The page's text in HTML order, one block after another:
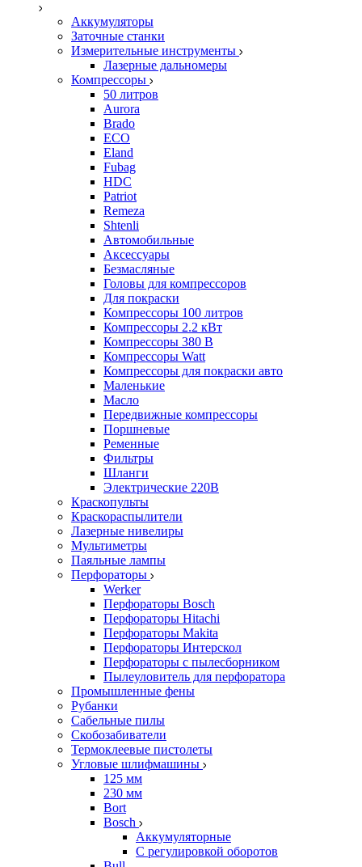
Аккумуляторы
Заточные станки
Измерительные инструменты
Лазерные дальномеры
Компрессоры
50 литров
Aurora
Brado
ECO
Eland
Fubag
HDC
Patriot
Remeza
Shtenli
Автомобильные
Аксессуары
Безмасляные
Головы для компрессоров
Для покраски
Компрессоры 100 литров
Компрессоры 2.2 кВт
Компрессоры 380 В
Компрессоры Watt
Компрессоры для покраски авто
Маленькие
Масло
Передвижные компрессоры
Поршневые
Ременные
Фильтры
Шланги
Электрические 220В
Краскопульты
Краскораспылители
Лазерные нивелиры
Мультиметры
Паяльные лампы
Перфораторы
Werker
Перфораторы Bosch
Перфораторы Hitachi
Перфораторы Makita
Перфораторы Интерскол
Перфораторы с пылесборником
Пылеуловитель для перфоратора
Промышленные фены
Рубанки
Сабельные пилы
Скобозабиватели
Термоклеевые пистолеты
Угловые шлифмашины
125 мм
230 мм
Bort
Bosch
Аккумуляторные
С регулировкой оборотов